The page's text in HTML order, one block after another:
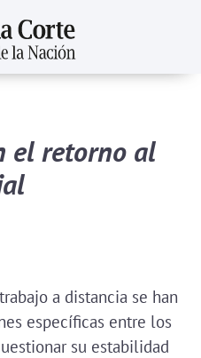
al
contenido
el retorno al
a distancia se han
específicas entre los
su estabilidad